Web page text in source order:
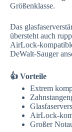
Größenklasse.
Das
übersteht auch
AirLock-
DeWalt-Sauger
👍 Vorteile
Extrem
AirLock-
Großer